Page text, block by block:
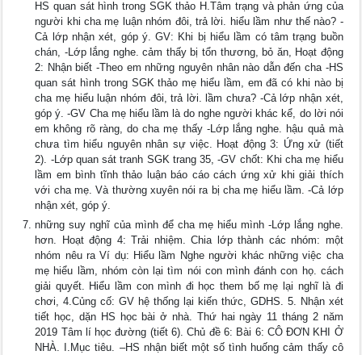
HS quan sát hình trong SGK thảo H.Tâm trạng và phản ứng của
người khi cha mẹ luận nhóm đôi, trả lời. hiểu lầm như thế nào? -
Cả lớp nhận xét, góp ý. GV: Khi bị hiểu lầm có tâm trạng buồn
chán, -Lớp lắng nghe. cảm thấy bị tổn thương, bỏ ăn, Hoạt động
2: Nhận biết -Theo em những nguyên nhân nào dẫn đến cha -HS
quan sát hình trong SGK thảo mẹ hiểu lầm, em đã có khi nào bị
cha mẹ hiểu luận nhóm đôi, trả lời. lầm chưa? -Cả lớp nhận xét,
góp ý. -GV Cha mẹ hiểu lầm là do nghe người khác kể, do lời nói
em không rõ ràng, do cha mẹ thấy -Lớp lắng nghe. hậu quả mà
chưa tìm hiểu nguyên nhân sự việc. Hoạt động 3: Ứng xử (tiết
2). -Lớp quan sát tranh SGK trang 35, -GV chốt: Khi cha mẹ hiểu
lầm em bình tĩnh thảo luận báo cáo cách ứng xử khi giải thích
với cha mẹ. Và thường xuyên nói ra bị cha mẹ hiểu lầm. -Cả lớp
nhận xét, góp ý.
những suy nghĩ của mình để cha mẹ hiểu mình -Lớp lắng nghe.
hơn. Hoạt động 4: Trải nhiệm. Chia lớp thành các nhóm: một
nhóm nêu ra Ví dụ: Hiểu lầm Nghe người khác những việc cha
mẹ hiểu lầm, nhóm còn lại tìm nói con mình đánh con họ. cách
giải quyết. Hiểu lầm con mình đi học them bố mẹ lại nghĩ là đi
chơi, 4.Củng cố: GV hệ thống lại kiến thức, GDHS. 5. Nhận xét
tiết học, dặn HS học bài ở nhà. Thứ hai ngày 11 tháng 2 năm
2019 Tâm lí học đường (tiết 6). Chủ đề 6: Bài 6: CÔ ĐƠN KHI Ở
NHÀ. I.Mục tiêu. –HS nhận biết một số tình huống cảm thấy cô